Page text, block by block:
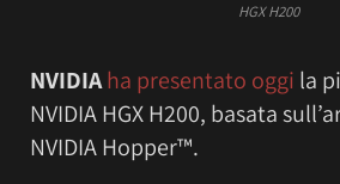
HGX H200
NVIDIAha presentato oggi la
NVIDIA HGX H200, basata
NVIDIA Hopper™.